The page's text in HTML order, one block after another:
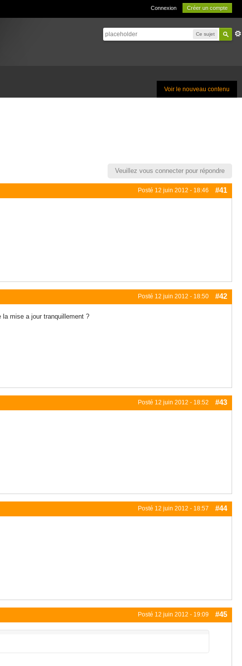
Connexion Créer un compte
Ce sujet
Voir le nouveau contenu
Veuillez vous connecter pour répondre
Posté 12 juin 2012 - 18:46 #41
Posté 12 juin 2012 - 18:50 #42
mise a jour tranquillement ?
Posté 12 juin 2012 - 18:52 #43
Posté 12 juin 2012 - 18:57 #44
Posté 12 juin 2012 - 19:09 #45